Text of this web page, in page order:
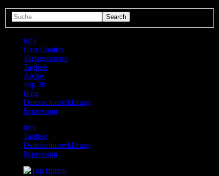
Info
User Comics
Verlagscomics
Tagliste
Archiv
Top 20
Blog
Datenschutzerklärung
Impressum
Info
Tagliste
Datenschutzerklärung
Impressum